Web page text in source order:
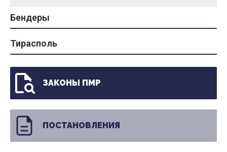
Бендеры
Тирасполь
ЗАКОНЫ ПМР
ПОСТАНОВЛЕНИЯ